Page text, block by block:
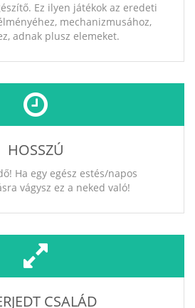
Ez ilyen játékok az eredeti
mechanizmusához,
adnak plusz elemeket.
HOSSZÚ
Ha egy egész estés/napos
vágysz ez a neked való!
CSALÁD